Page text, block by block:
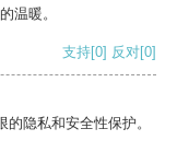
温暖。
支持[0] 反对[0]
隐私和安全性保护。